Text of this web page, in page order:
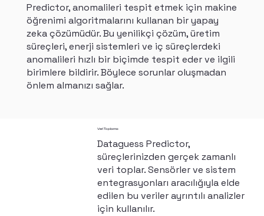
Predictor, anomalileri tespit etmek için makine
öğrenimi algoritmalarını kullanan bir yapay
zeka çözümüdür. Bu yenilikçi çözüm, üretim
süreçleri, enerji sistemleri ve iç süreçlerdeki
anomalileri hızlı bir biçimde tespit eder ve ilgili
birimlere bildirir. Böylece sorunlar oluşmadan
önlem almanızı sağlar.
Veri Toplama
Dataguess Predictor,
süreçlerinizden gerçek zamanlı
veri toplar. Sensörler ve sistem
entegrasyonları aracılığıyla elde
edilen bu veriler ayrıntılı analizler
için kullanılır.